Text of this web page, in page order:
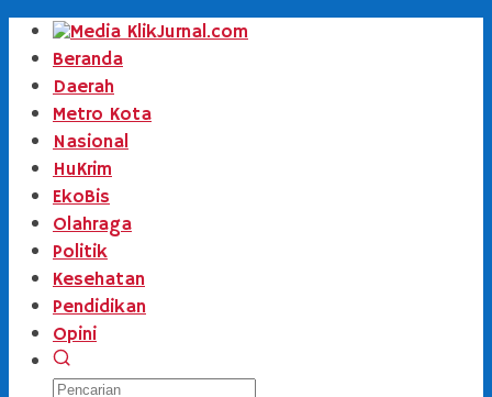
Beranda
Daerah
Metro Kota
Nasional
HuKrim
EkoBis
Olahraga
Politik
Kesehatan
Pendidikan
Opini